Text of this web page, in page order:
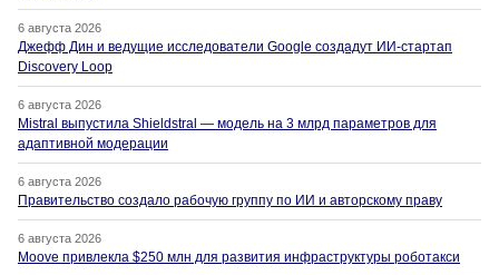
6 августа 2026
Джефф Дин и ведущие исследователи Google создадут ИИ-стартап
Discovery Loop
6 августа 2026
Mistral выпустила Shieldstral — модель на 3 млрд параметров для
адаптивной модерации
6 августа 2026
Правительство создало рабочую группу по ИИ и авторскому праву
6 августа 2026
Moove привлекла $250 млн для развития инфраструктуры роботакси